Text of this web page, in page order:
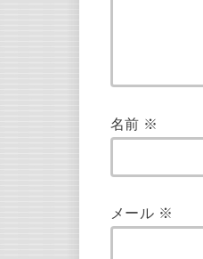
名前 ※
メール ※